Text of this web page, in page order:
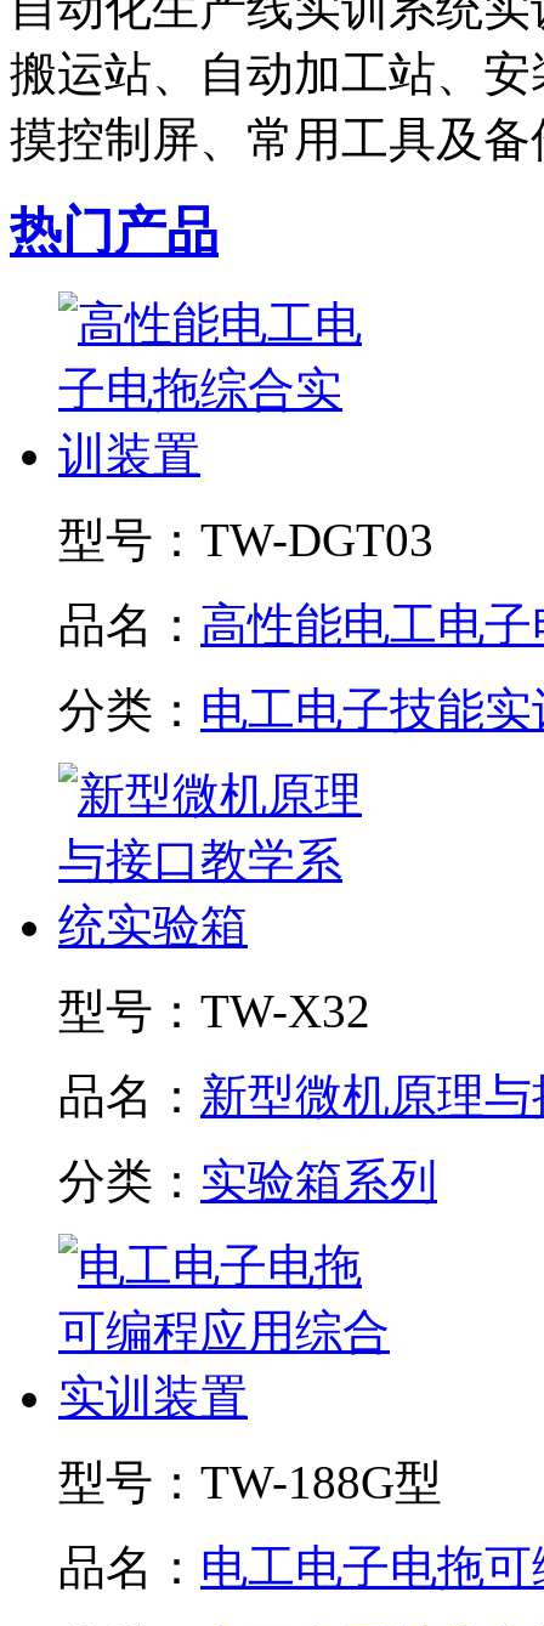
搬运站、自动加工站、
摸控制屏、常用工具及
热门产品
型号： TW-DGT03
品名： 高性能电工电子
分类： 电工电子技能
型号： TW-X32
品名： 新型微机原理与
分类： 实验箱系列
型号： TW-188G型
品名： 电工电子电拖可